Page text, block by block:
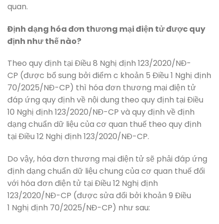
quan.
Định dạng hóa đơn thương mại điện tử được quy
định như thế nào?
Theo quy định tại Điều 8 Nghị định 123/2020/NĐ-
CP (được bổ sung bởi điểm c khoản 5 Điều 1 Nghị định
70/2025/NĐ-CP) thì hóa đơn thương mại điện tử
đáp ứng quy định về nội dung theo quy định tại Điều
10 Nghị định 123/2020/NĐ-CP và quy định về định
dạng chuẩn dữ liệu của cơ quan thuế theo quy định
tại Điều 12 Nghị định 123/2020/NĐ-CP.
Do vậy, hóa đơn thương mại điện tử sẽ phải đáp ứng
định dạng chuẩn dữ liệu chung của cơ quan thuế đối
với hóa đơn điện tử tại Điều 12 Nghị định
123/2020/NĐ-CP (được sửa đổi bởi khoản 9 Điều
1 Nghị định 70/2025/NĐ-CP) như sau: